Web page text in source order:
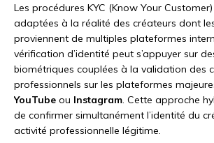
Les procédures KYC (Know Your
adaptées à la réalité des créateurs dont
proviennent de multiples plateformes
vérification d’identité peut s’appuyer sur
biométriques couplées à la validation des
professionnels sur les plateformes
YouTube ou Instagram. Cette approche
de confirmer simultanément l’identité du
activité professionnelle légitime.